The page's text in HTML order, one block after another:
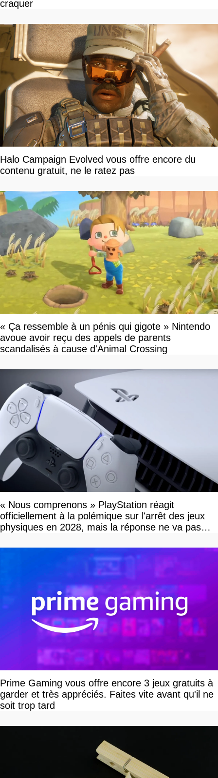
craquer
Halo Campaign Evolved vous offre encore du
contenu gratuit, ne le ratez pas
« Ça ressemble à un pénis qui gigote » Nintendo
avoue avoir reçu des appels de parents
scandalisés à cause d'Animal Crossing
« Nous comprenons » PlayStation réagit
officiellement à la polémique sur l'arrêt des jeux
physiques en 2028, mais la réponse ne va pas
Prime Gaming vous offre encore 3 jeux gratuits à
garder et très appréciés. Faites vite avant qu'il ne
soit trop tard